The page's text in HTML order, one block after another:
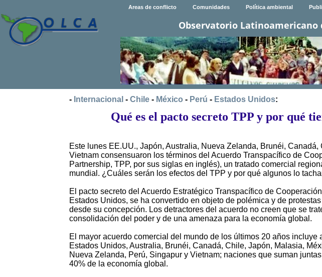
Areas de conflicto Comunidades Política ambiental
Observatorio Latinoamericano
- Internacional - Chile - México - Perú - Estados Unidos:
Qué es el pacto secreto TPP y por qué
Este lunes EE.UU., Japón, Australia, Nueva Zelanda, Brunéi,
Vietnam consensuaron los términos del Acuerdo Transpacífico de
Partnership, TPP, por sus siglas en inglés), un tratado comercial
mundial. ¿Cuáles serán los efectos del TPP y por qué algunos lo
El pacto secreto del Acuerdo Estratégico Transpacífico de
Estados Unidos, se ha convertido en objeto de polémica y de
desde su concepción. Los detractores del acuerdo no creen que se
consolidación del poder y de una amenaza para la economía global.
El mayor acuerdo comercial del mundo de los últimos 20 años incluye
Estados Unidos, Australia, Brunéi, Canadá, Chile, Japón, Malasia,
Nueva Zelanda, Perú, Singapur y Vietnam; naciones que suman juntas
40% de la economía global.